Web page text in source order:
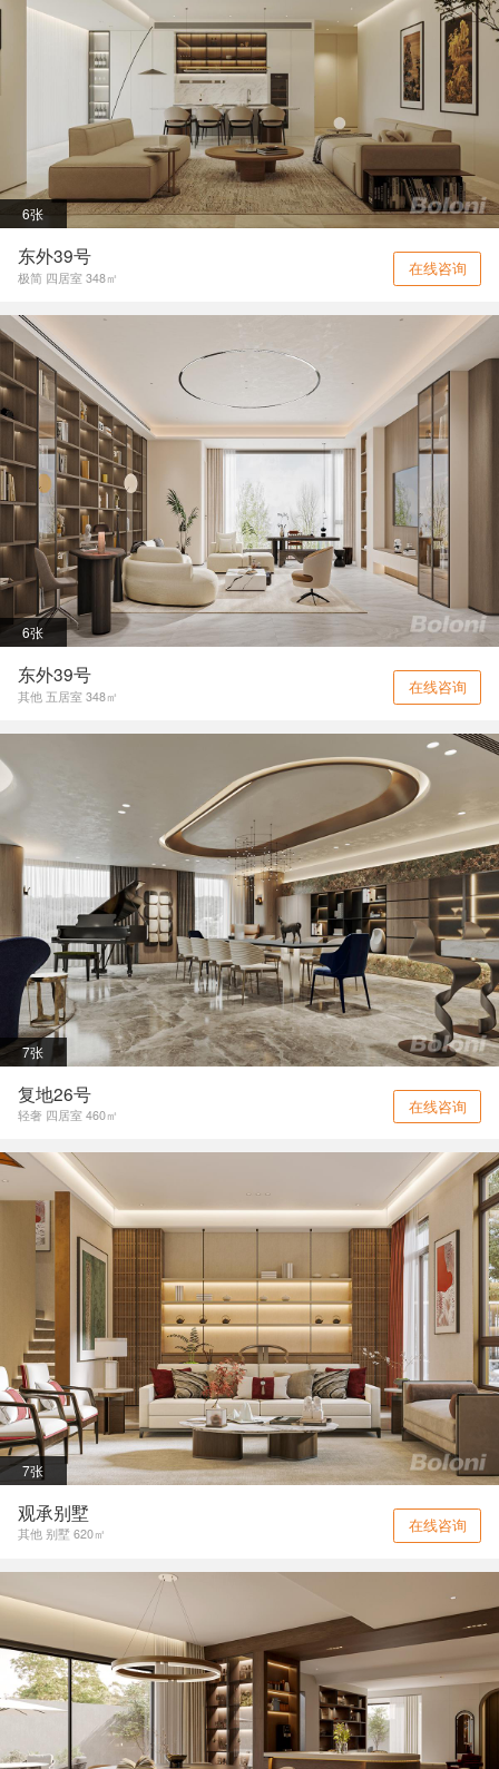
6张
东外39号
极简 四居室 348㎡ 在线咨询
6张
东外39号
其他 五居室 348㎡ 在线咨询
7张
复地26号
轻奢 四居室 460㎡ 在线咨询
7张
观承别墅
其他 别墅 620㎡ 在线咨询